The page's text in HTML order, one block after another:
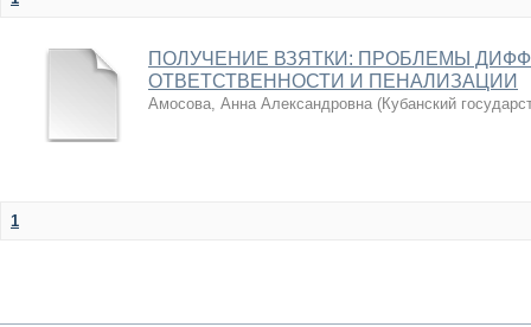
ПОЛУЧЕНИЕ ВЗЯТКИ: ПРОБЛЕМЫ
ОТВЕТСТВЕННОСТИ И ПЕНАЛИЗАЦИИ
Амосова, Анна Александровна (Кубанский
1